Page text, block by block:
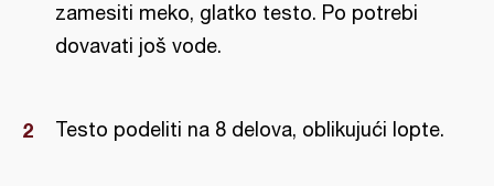
zamesiti meko, glatko testo. Po potrebi
dovavati još vode.
Testo podeliti na 8 delova, oblikujući lopte.